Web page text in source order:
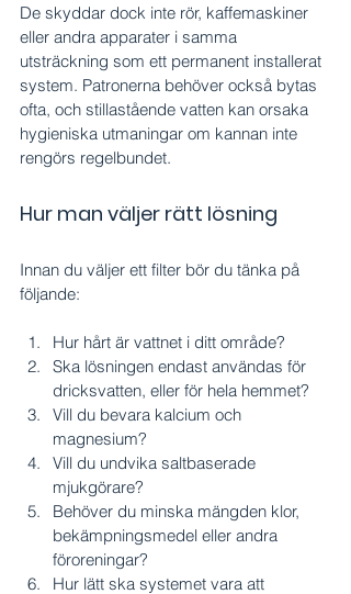
De skyddar dock inte rör, kaffemaskiner
eller andra apparater i samma
utsträckning som ett permanent installerat
system. Patronerna behöver också bytas
ofta, och stillastående vatten kan orsaka
hygieniska utmaningar om kannan inte
rengörs regelbundet.
Hur man väljer rätt lösning
Innan du väljer ett filter bör du tänka på
följande:
Hur hårt är vattnet i ditt område?
Ska lösningen endast användas för
dricksvatten, eller för hela hemmet?
Vill du bevara kalcium och
magnesium?
Vill du undvika saltbaserade
mjukgörare?
Behöver du minska mängden klor,
bekämpningsmedel eller andra
föroreningar?
Hur lätt ska systemet vara att